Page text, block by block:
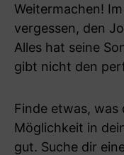
Weitermachen!
vergessen, den
Alles hat seine
gibt nicht den
Finde etwas, was
Möglichkeit in
gut. Suche dir